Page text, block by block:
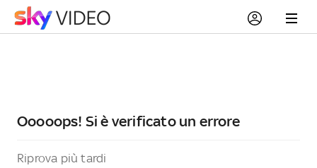
Ooooops! Si è verificato un errore
Riprova più tardi